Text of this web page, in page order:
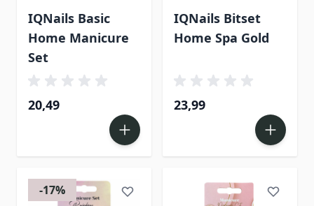
IQNails Basic
Home Manicure
Set
20,49
IQNails Bitset
Home Spa Gold
23,99
-17%